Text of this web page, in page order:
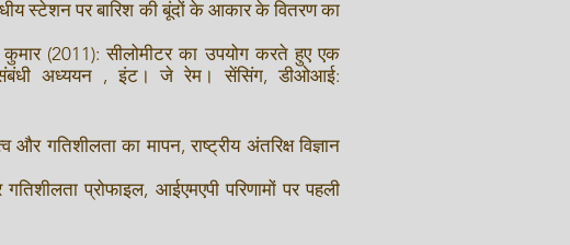
स्टेशन पर बारिश की बूंदों के आकार के वितरण का
(2011): सीलोमीटर का उपयोग करते हुए एक
अध्ययन , इंट। जे रेम। सेंसिंग, डीओआई:
का मापन, राष्ट्रीय अंतरिक्ष विज्ञान
प्रोफाइल, आईएमएपी परिणामों पर पहली